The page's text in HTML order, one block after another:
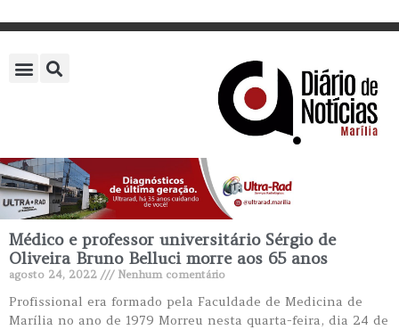
Médico e professor universitário Sérgio de
Oliveira Bruno Belluci morre aos 65 anos
agosto 24, 2022 Nenhum comentário
Profissional era formado pela Faculdade de Medicina de
Marília no ano de 1979 Morreu nesta quarta-feira, dia 24 de